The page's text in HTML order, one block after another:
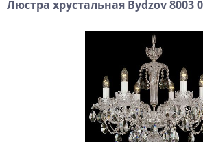
Люстра хрустальная Bydzov 8003